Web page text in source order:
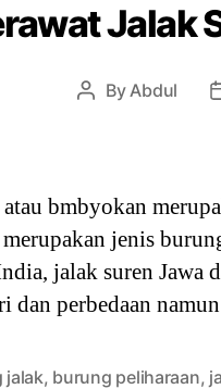
Jalak
Post
ByAbdul
bmbyokan
jenis
jalak suren
perbedaan
jalak, burung peliharaan,